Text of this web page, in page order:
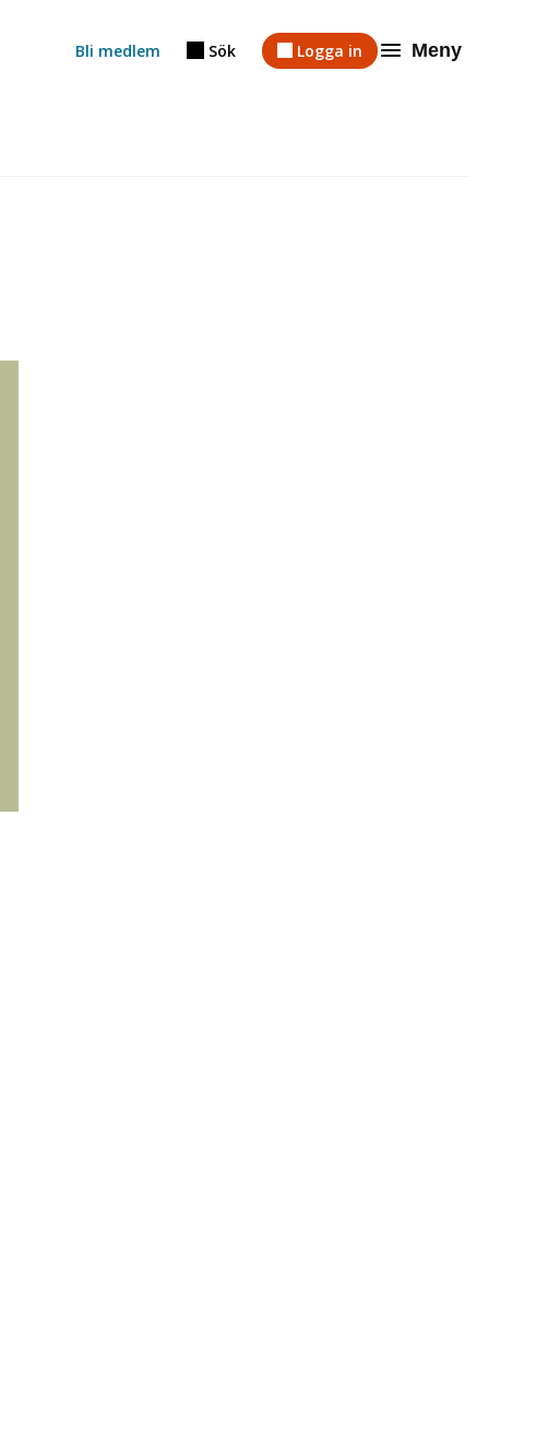
Bli medlem Sök Logga in Meny